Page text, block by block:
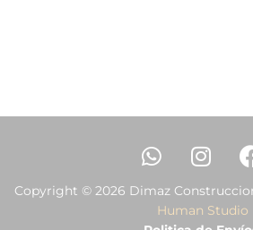
Copyright © 2026 Dimaz
Human Studio